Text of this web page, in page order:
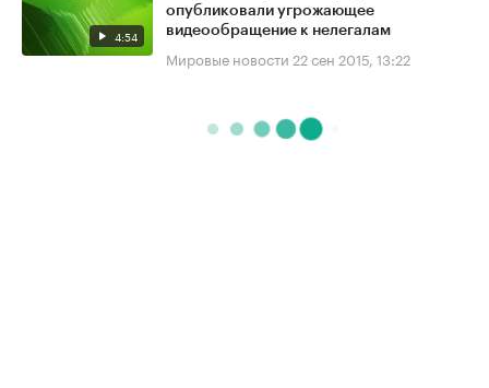
4:54
опубликовали угрожающее
видеообращение к нелегалам
Мировые новости 22 сен 2015, 13:22